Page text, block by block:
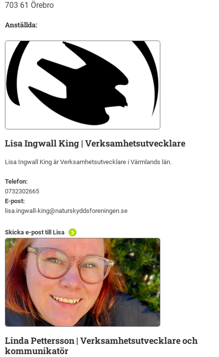
703 61 Örebro
Anställda:
Lisa Ingwall King | Verksamhetsutvecklare
Lisa Ingwall King är Verksamhetsutvecklare i Värmlands län.
Telefon:
0732302665
E-post:
lisa.ingwall-king@naturskyddsforeningen.se
Skicka e-post till Lisa
Linda Pettersson | Verksamhetsutvecklare och
kommunikatör